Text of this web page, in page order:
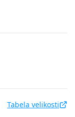
Tabela velikosti